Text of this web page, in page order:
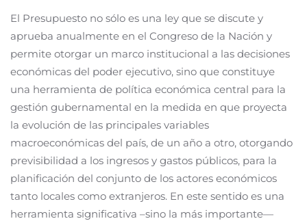
El Presupuesto no sólo es una ley que se discute y
aprueba anualmente en el Congreso de la Nación y
permite otorgar un marco institucional a las decisiones
económicas del poder ejecutivo, sino que constituye
una herramienta de política económica central para la
gestión gubernamental en la medida en que proyecta
la evolución de las principales variables
macroeconómicas del país, de un año a otro, otorgando
previsibilidad a los ingresos y gastos públicos, para la
planificación del conjunto de los actores económicos
tanto locales como extranjeros. En este sentido es una
herramienta significativa –sino la más importante—